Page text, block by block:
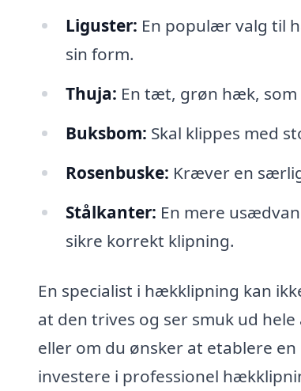
Liguster: En populær valg til
sin form.
Thuja: En tæt, grøn hæk, som
Buksbom: Skal klippes med
Rosenbuske: Kræver en
Stålkanter: En mere
sikre korrekt klipning.
En specialist i hækklipning kan
at den trives og ser smuk ud
eller om du ønsker at etablere
investere i professionel